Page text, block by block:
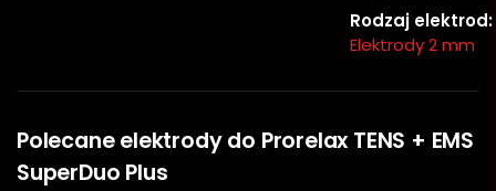
Rodzaj elektrod:
Elektrody 2 mm
Polecane elektrody do Prorelax TENS + EMS
SuperDuo Plus